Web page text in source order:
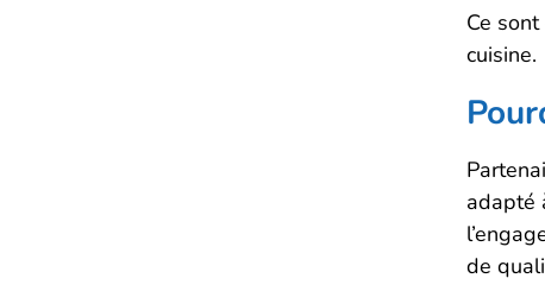
Ce
cuisine.
adapté
de